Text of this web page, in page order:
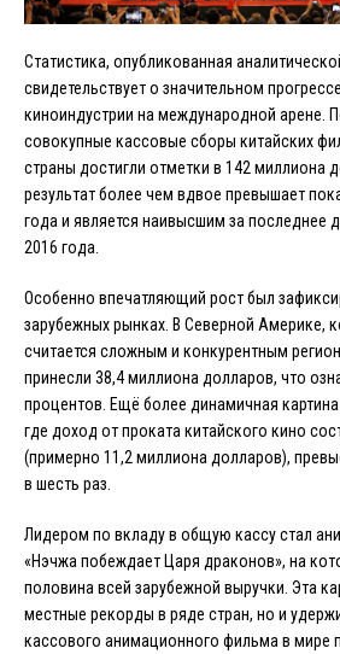
Статистика, опубликованная
свидетельствует о значительном
киноиндустрии на международной арене.
совокупные кассовые сборы китайских
страны достигли отметки в 142 миллиона
результат более чем вдвое превышает
года и является наивысшим за последнее
2016 года.
Особенно впечатляющий рост был
зарубежных рынках. В Северной Америке,
считается сложным и конкурентным
принесли 38,4 миллиона долларов, что
процентов. Ещё более динамичная
где доход от проката китайского кино
(примерно 11,2 миллиона долларов),
в шесть раз.
Лидером по вкладу в общую кассу стал
«Нэчжа побеждает Царя драконов», на
половина всей зарубежной выручки. Эта
местные рекорды в ряде стран, но и
кассового анимационного фильма в мире